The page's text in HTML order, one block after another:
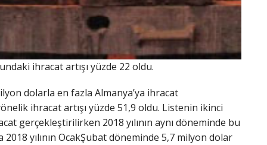
ihracat artışı yüzde 22 oldu.
dolarla en fazla Almanya’ya ihracat
ihracat artışı yüzde 51,9 oldu. Listenin ikinci
gerçekleştirilirken 2018 yılının aynı döneminde bu
yılının OcakŞubat döneminde 5,7 milyon dolar